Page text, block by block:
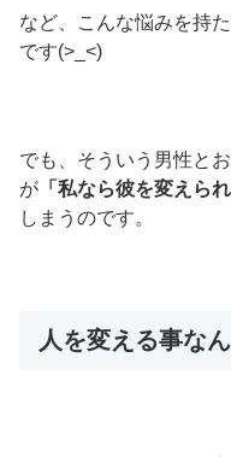
など、こんな悩みを持
です(>_<)
でも、そういう男性と
が 「私なら彼を変えられ
しまうのです。
人を変える事な